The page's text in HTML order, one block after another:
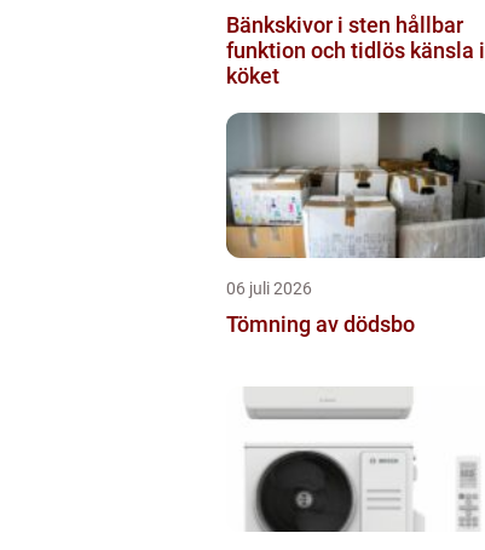
Bänkskivor i sten hållbar
funktion och tidlös känsla i
köket
06 juli 2026
Tömning av dödsbo